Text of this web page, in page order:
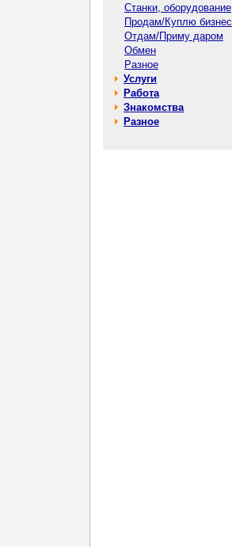
Станки, оборудование
Продам/Куплю бизнес
Отдам/Приму даром
Обмен
Разное
Услуги
Работа
Знакомства
Разное